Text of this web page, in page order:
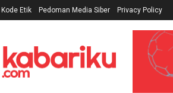
Kode Etik Pedoman Media Siber Privacy Policy